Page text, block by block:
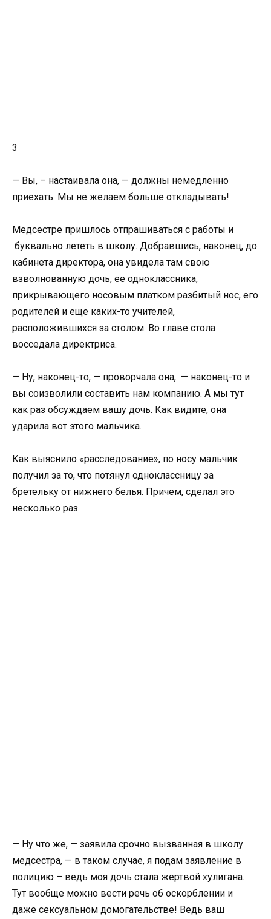
3
— Вы, – настаивала она, — должны немедленно
приехать. Мы не желаем больше откладывать!
Медсестре пришлось отпрашиваться с работы и
буквально лететь в школу. Добравшись, наконец, до
кабинета директора, она увидела там свою
взволнованную дочь, ее одноклассника,
прикрывающего носовым платком разбитый нос, его
родителей и еще каких-то учителей,
расположившихся за столом. Во главе стола
восседала директриса.
— Ну, наконец-то, — проворчала она, — наконец-то и
вы соизволили составить нам компанию. А мы тут
как раз обсуждаем вашу дочь. Как видите, она
ударила вот этого мальчика.
Как выяснило «расследование», по носу мальчик
получил за то, что потянул одноклассницу за
бретельку от нижнего белья. Причем, сделал это
несколько раз.
— Ну что же, — заявила срочно вызванная в школу
медсестра, — в таком случае, я подам заявление в
полицию – ведь моя дочь стала жертвой хулигана.
Тут вообще можно вести речь об оскорблении и
даже сексуальном домогательстве! Ведь ваш